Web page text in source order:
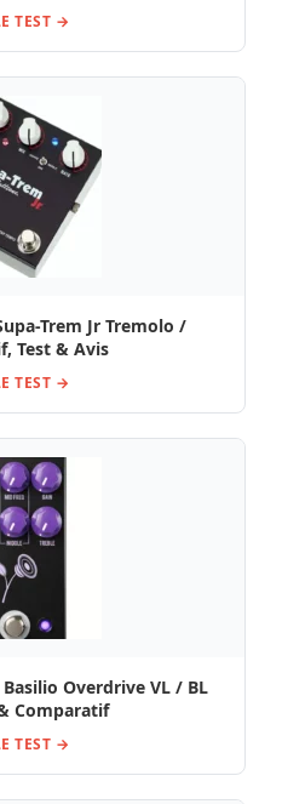
TEST →
Trem Jr Tremolo /
Test & Avis
TEST →
Basilio Overdrive VL / BL
Comparatif
TEST →